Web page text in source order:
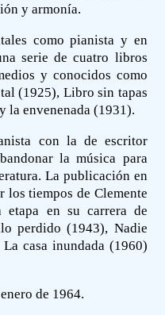
y armonía.
como pianista y en
serie de cuatro libros
y conocidos como
(1925), Libro sin tapas
la envenenada (1931).
con la de escritor
la música para
La publicación en
los tiempos de Clemente
etapa en su carrera de
perdido (1943), Nadie
casa inundada (1960)
de 1964.